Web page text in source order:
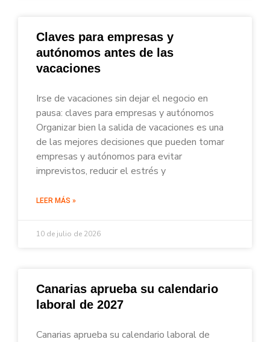
Claves para empresas y
autónomos antes de las
vacaciones
Irse de vacaciones sin dejar el negocio en
pausa: claves para empresas y autónomos
Organizar bien la salida de vacaciones es una
de las mejores decisiones que pueden tomar
empresas y autónomos para evitar
imprevistos, reducir el estrés y
LEER MÁS »
10 de julio de 2026
Canarias aprueba su calendario
laboral de 2027
Canarias aprueba su calendario laboral de